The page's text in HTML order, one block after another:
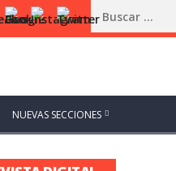
NUEVAS SECCIONES